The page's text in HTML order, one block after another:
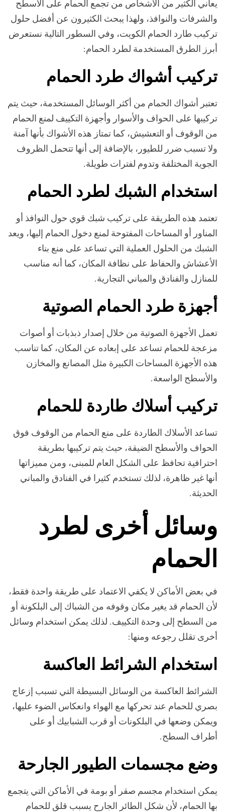
يعاني الكثير من الأشخاص من تجمع الحمام على الأسطح
والشرفات والنوافذ، ولهذا يبحث الكثيرون عن أفضل حلول
تركيب طارد الحمام الكويت، وفي السطور التالية نستعرض
أبرز الطرق المستخدمة لطرد الحمام:
تركيب أشواك طرد الحمام
تعتبر أشواك الحمام من أكثر الوسائل المستخدمة، حيث يتم
تركيبها على الحواف والأسوار وأجهزة التكييف لمنع الحمام
من الوقوف أو التعشيش، كما تمتاز هذه الأشواك بأنها آمنة
ولا تسبب ضرر للطيور، بالإضافة إلى أنها تتحمل الظروف
الجوية المختلفة وتدوم لفترات طويلة.
استخدام الشبك لطرد الحمام
تعتمد هذه الطريقة على تركيب شبك قوي حول النوافذ أو
المناور أو المساحات المفتوحة لمنع دخول الحمام إليها، ويعد
الشبك من الحلول العملية التي تساعد على منع بناء
الأعشاش والحفاظ على نظافة المكان، كما أنه مناسب
للمنازل والفنادق والمباني التجارية.
أجهزة طرد الحمام الصوتية
تعمل الأجهزة الصوتية من خلال إصدار ذبذبات أو أصوات
مزعجة للحمام تساعد على إبعاده عن المكان، كما تناسب
هذه الأجهزة المساحات الكبيرة مثل المصانع والمخازن
والأسطح الواسعة.
تركيب أسلاك طاردة للحمام
تساعد الأسلاك الطاردة على منع الحمام من الوقوف فوق
الحواف والأسطح الضيقة، حيث يتم تركيبها بطريقة
احترافية تحافظ على الشكل العام للمبنى، ومن مميزاتها
أنها غير ظاهرة، لذلك تستخدم كثيرا في الفنادق والمباني
الحديثة.
وسائل أخرى لطرد
الحمام
في بعض الأماكن لا يكفي الاعتماد على طريقة واحدة فقط،
لأن الحمام قد يغير مكان وقوفه من الشباك إلى البلكونة أو
من السطح إلى وحدة التكييف. لذلك يمكن استخدام وسائل
أخرى تقلل رجوعه ومنها:
استخدام الشرائط العاكسة
الشرائط العاكسة من الوسائل البسيطة التي تسبب إزعاج
بصري للحمام عند تحركها مع الهواء وانعكاس الضوء عليها،
ويمكن وضعها في البلكونات أو قرب الشبابيك أو على
أطراف السطح.
وضع مجسمات الطيور الجارحة
يمكن استخدام مجسم صقر أو بومة في الأماكن التي يتجمع
بها الحمام، لأن شكل الطائر الجارح يسبب قلق للحمام